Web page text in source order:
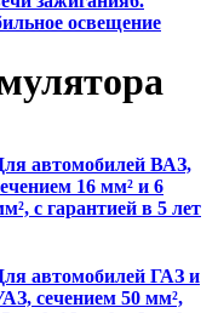
освещение
автомобилей ВАЗ,
16 мм² и 6
с гарантией в 5 лет
автомобилей ГАЗ и
сечением 50 мм²,